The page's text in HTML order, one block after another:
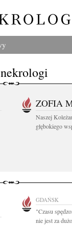
ZOFIA
Naszej
głębokiego
GDAŃSK
"Czasu
nie jest za